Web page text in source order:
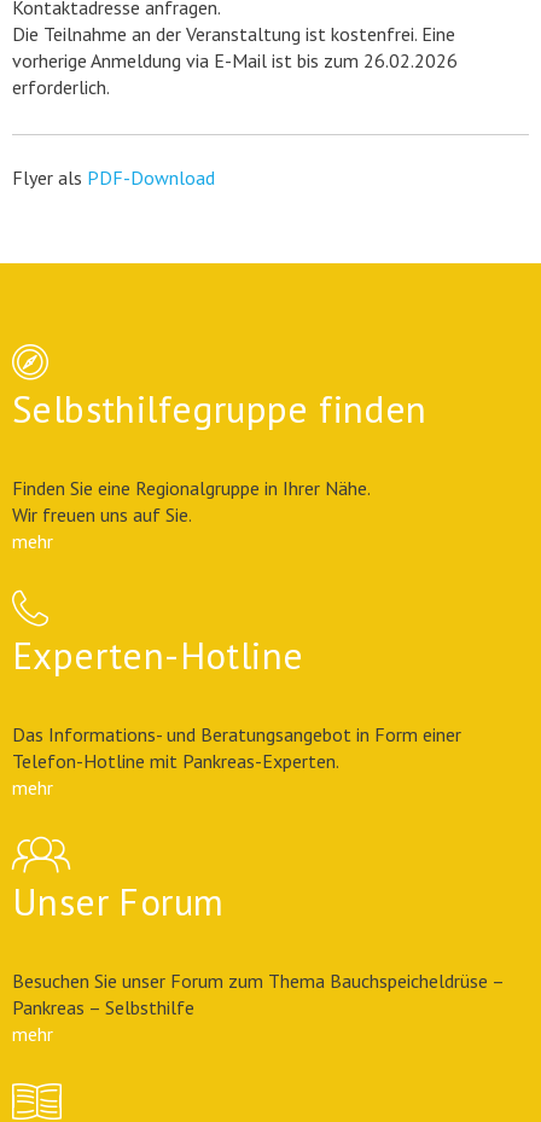
Kontaktadresse anfragen.
Die Teilnahme an der Veranstaltung ist kostenfrei. Eine
vorherige Anmeldung via E-Mail ist bis zum 26.02.2026
erforderlich.
Flyer als PDF-Download
Selbsthilfegruppe finden
Finden Sie eine Regionalgruppe in Ihrer Nähe.
Wir freuen uns auf Sie.
mehr
Experten-Hotline
Das Informations- und Beratungsangebot in Form einer
Telefon-Hotline mit Pankreas-Experten.
mehr
Unser Forum
Besuchen Sie unser Forum zum Thema Bauchspeicheldrüse –
Pankreas – Selbsthilfe
mehr